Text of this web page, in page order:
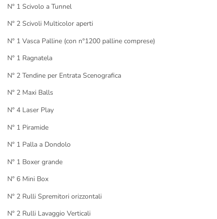
N° 1 Scivolo a Tunnel
N° 2 Scivoli Multicolor aperti
N° 1 Vasca Palline (con n°1200 palline comprese)
N° 1 Ragnatela
N° 2 Tendine per Entrata Scenografica
N° 2 Maxi Balls
N° 4 Laser Play
N° 1 Piramide
N° 1 Palla a Dondolo
N° 1 Boxer grande
N° 6 Mini Box
N° 2 Rulli Spremitori orizzontali
N° 2 Rulli Lavaggio Verticali